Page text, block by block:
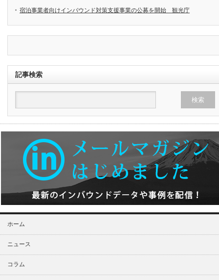
宿泊事業者向けインバウンド対策支援事業の公募を開始 観光庁
記事検索
ホーム
ニュース
コラム